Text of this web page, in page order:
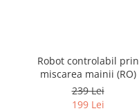
Robot controlabil prin
miscarea mainii (RO)
239 Lei
199 Lei